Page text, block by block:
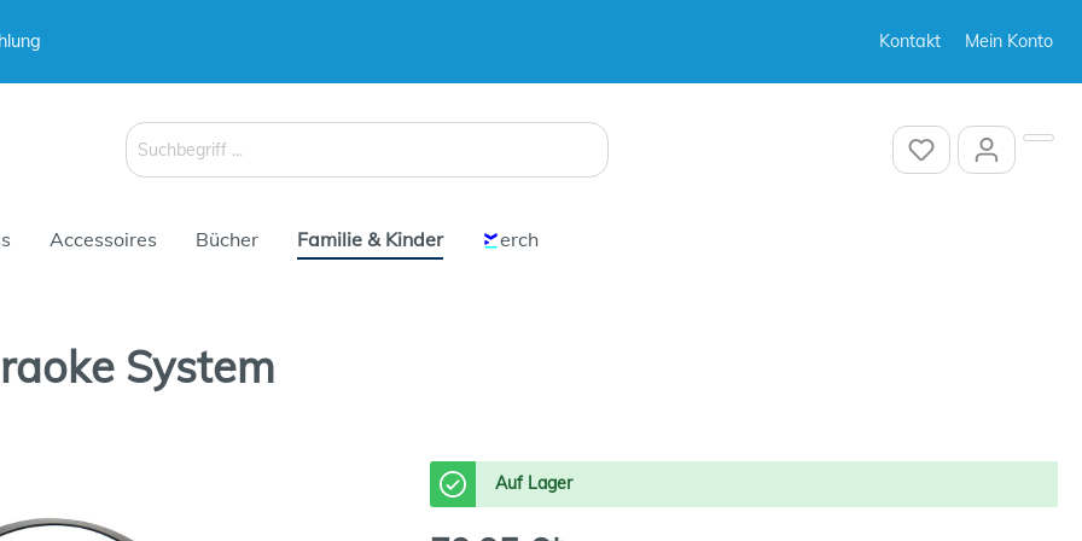
Kontakt Mein Konto
Accessoires Bücher Familie & Kinder erch
System
Auf Lager
Schirme